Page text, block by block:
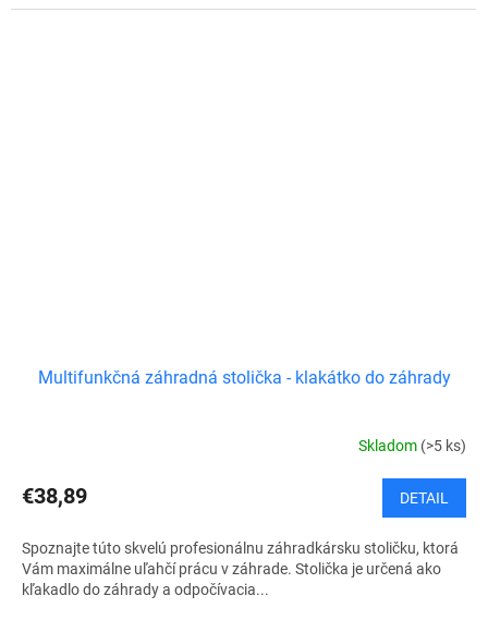
Multifunkčná záhradná stolička - klakátko do záhrady
Skladom (>5 ks)
€38,89 DETAIL
Spoznajte túto skvelú profesionálnu záhradkársku stoličku, ktorá
Vám maximálne uľahčí prácu v záhrade. Stolička je určená ako
kľakadlo do záhrady a odpočívacia...